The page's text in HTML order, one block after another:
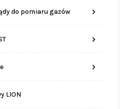
do pomiaru gazów
LION